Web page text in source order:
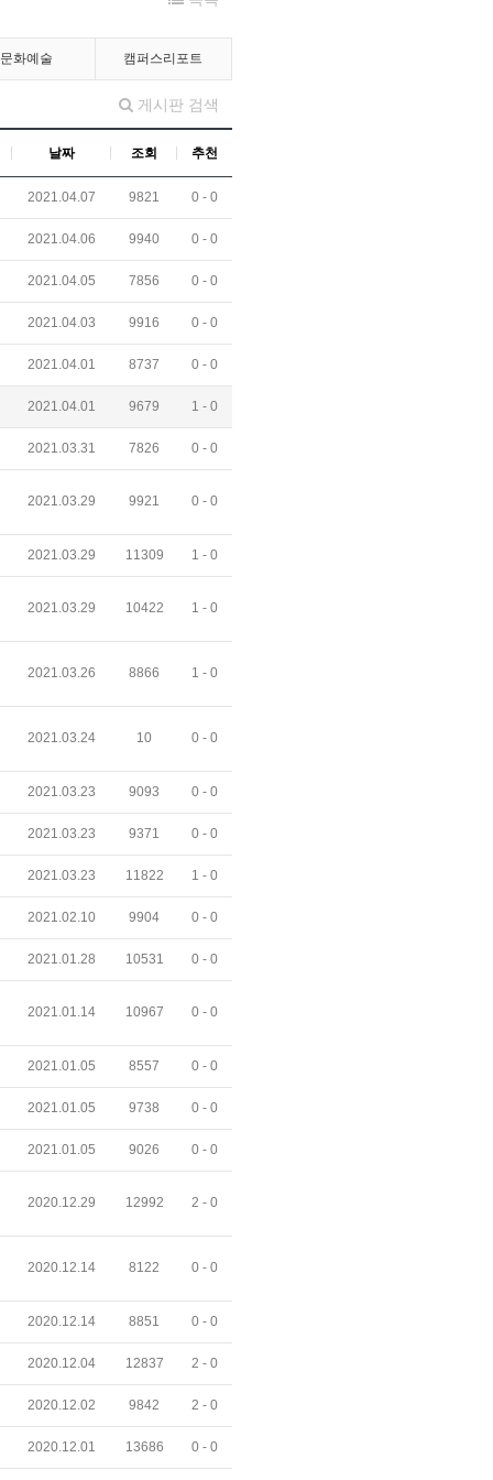
문화예술 캠퍼스리포트
게시판 검색
날짜 조회 추천
2021.04.07 9821 0 - 0
2021.04.06 9940 0 - 0
2021.04.05 7856 0 - 0
2021.04.03 9916 0 - 0
2021.04.01 8737 0 - 0
2021.04.01 9679 1 - 0
2021.03.31 7826 0 - 0
2021.03.29 9921 0 - 0
2021.03.29 11309 1 - 0
2021.03.29 10422 1 - 0
2021.03.26 8866 1 - 0
2021.03.24 10 0 - 0
2021.03.23 9093 0 - 0
2021.03.23 9371 0 - 0
2021.03.23 11822 1 - 0
2021.02.10 9904 0 - 0
2021.01.28 10531 0 - 0
2021.01.14 10967 0 - 0
2021.01.05 8557 0 - 0
2021.01.05 9738 0 - 0
2021.01.05 9026 0 - 0
2020.12.29 12992 2 - 0
2020.12.14 8122 0 - 0
2020.12.14 8851 0 - 0
2020.12.04 12837 2 - 0
2020.12.02 9842 2 - 0
2020.12.01 13686 0 - 0